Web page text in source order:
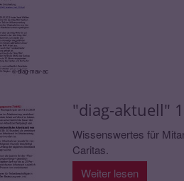
© diag-mav-ac
"diag-aktuell"
Wissenswertes für
Caritas.
Weiter lesen